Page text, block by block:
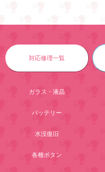
対応修理一覧
ガラス・液晶
バッテリー
水没復旧
各種ボタン